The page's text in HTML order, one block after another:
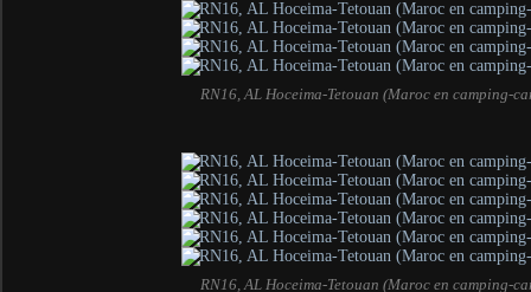
RN16, AL Hoceima-Tetouan (Maroc en camping-
RN16, AL Hoceima-Tetouan (Maroc en camping-